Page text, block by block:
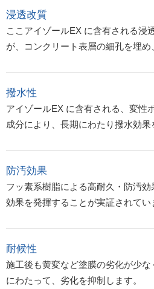
浸透改質
ここアイゾールEX に含有される浸
が、コンクリート表層の細孔を埋め
撥水性
アイゾールEX に含有される、変性
成分により、長期にわたり撥水効果
防汚効果
フッ素系樹脂による高耐久・防汚
効果を発揮することが実証されてい
耐候性
施工後も黄変など塗膜の劣化が少
にわたって、劣化を抑制します。